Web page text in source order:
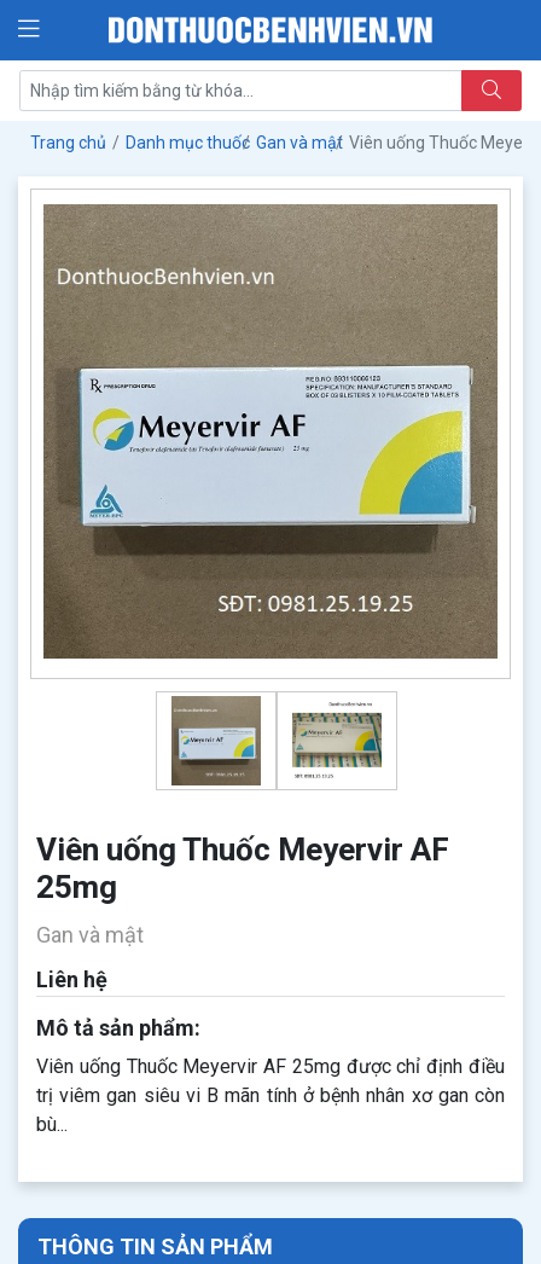
Trang chủ Danh mục thuốc Gan và mật Viên uống Thuốc
Viên uống Thuốc Meyervir AF
25mg
Gan và mật
Liên hệ
Mô tả sản phẩm:
Viên uống Thuốc Meyervir AF 25mg được chỉ định điều
trị viêm gan siêu vi B mãn tính ở bệnh nhân xơ gan còn
bù...
THÔNG TIN SẢN PHẨM